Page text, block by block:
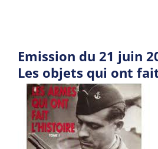
Emission du 21 juin
Les objets qui ont